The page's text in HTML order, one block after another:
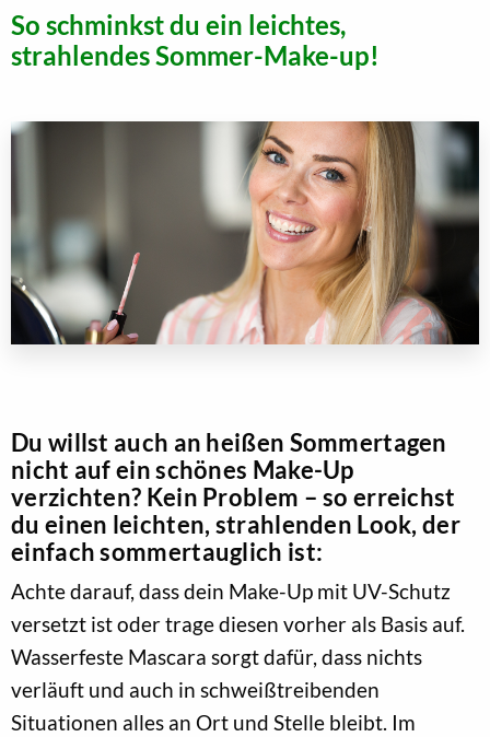
So schminkst du ein leichtes,
strahlendes Sommer-Make-up!
Du willst auch an heißen Sommertagen
nicht auf ein schönes Make-Up
verzichten? Kein Problem – so erreichst
du einen leichten, strahlenden Look, der
einfach sommertauglich ist:
Achte darauf, dass dein Make-Up mit UV-Schutz
versetzt ist oder trage diesen vorher als Basis auf.
Wasserfeste Mascara sorgt dafür, dass nichts
verläuft und auch in schweißtreibenden
Situationen alles an Ort und Stelle bleibt. Im